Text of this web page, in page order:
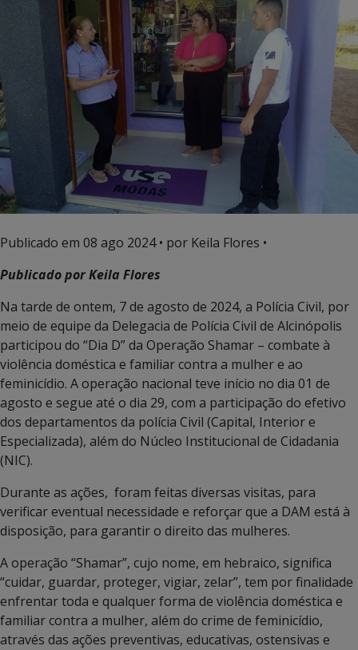
Publicado em 08 ago 2024• por Keila Flores •
Publicado por Keila Flores
Na tarde de ontem, 7 de agosto de 2024, a Polícia Civil, por
meio de equipe da Delegacia de Polícia Civil de Alcinópolis
participou do “Dia D” da Operação Shamar – combate à
violência doméstica e familiar contra a mulher e ao
feminicídio. A operação nacional teve início no dia 01 de
agosto e segue até o dia 29, com a participação do efetivo
dos departamentos da polícia Civil (Capital, Interior e
Especializada), além do Núcleo Institucional de Cidadania
(NIC).
Durante as ações, foram feitas diversas visitas, para
verificar eventual necessidade e reforçar que a DAM está à
disposição, para garantir o direito das mulheres.
A operação “Shamar”, cujo nome, em hebraico, significa
“cuidar, guardar, proteger, vigiar, zelar”, tem por finalidade
enfrentar toda e qualquer forma de violência doméstica e
familiar contra a mulher, além do crime de feminicídio,
através das ações preventivas, educativas, ostensivas e